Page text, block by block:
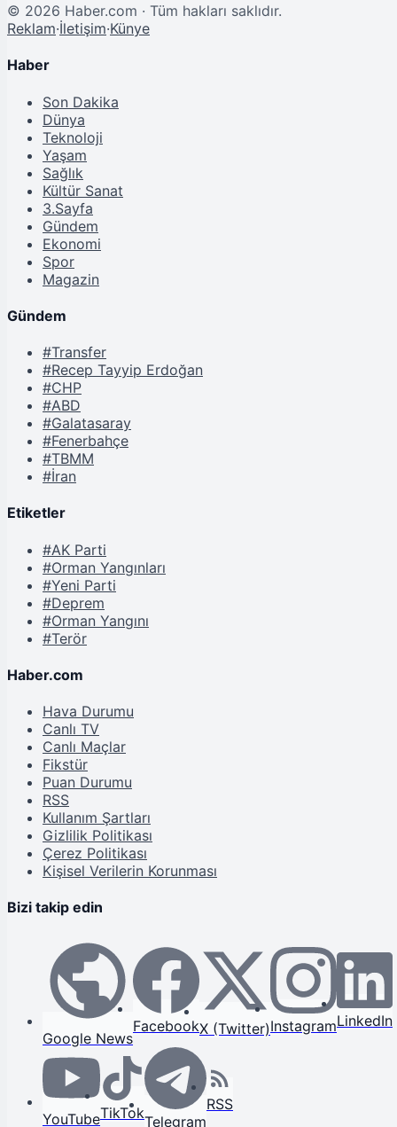
© 2026 Haber.com · Tüm hakları saklıdır.
Reklam·İletişim·Künye
Haber
Son Dakika
Dünya
Teknoloji
Yaşam
Sağlık
Kültür Sanat
3.Sayfa
Gündem
Ekonomi
Spor
Magazin
Gündem
#Transfer
#Recep Tayyip Erdoğan
#CHP
#ABD
#Galatasaray
#Fenerbahçe
#TBMM
#İran
Etiketler
#AK Parti
#Orman Yangınları
#Yeni Parti
#Deprem
#Orman Yangını
#Terör
Haber.com
Hava Durumu
Canlı TV
Canlı Maçlar
Fikstür
Puan Durumu
RSS
Kullanım Şartları
Gizlilik Politikası
Çerez Politikası
Kişisel Verilerin Korunması
Bizi takip edin
Google News
FacebookX (Twitter)InstagramLinkedIn
YouTubeTikTokTelegram
RSS